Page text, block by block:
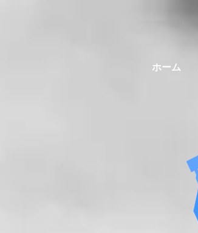
ホーム